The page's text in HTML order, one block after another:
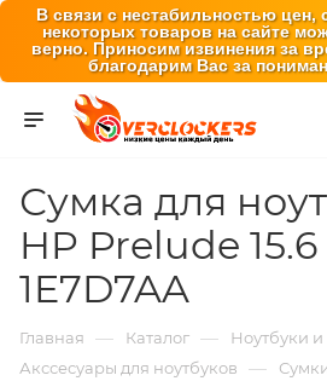
В связи с нестабильностью цен,
некоторых товаров на сайте
верно. Приносим извинения за
благодарим Вас за
Сумка для
HP Prelude 15.6
1E7D7AA
Главная — Каталог — Ноутбуки
Акссесуары для ноутбуков —